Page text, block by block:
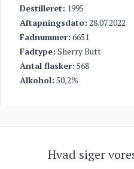
Destilleret: 1995
Aftapningsdato: 28.07.2022
Fadnummer: 6651
Fadtype: Sherry Butt
Antal flasker: 568
Alkohol: 50,2%
Hvad siger